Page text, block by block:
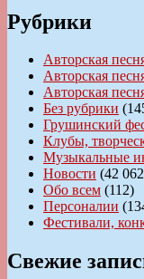
Рубрики
Авторская
Авторская
Авторская
Без рубрики
Грушинский
Клубы,
Музыкальные
Новости (42
Обо всем (112)
Персоналии
Фестивали,
Свежие